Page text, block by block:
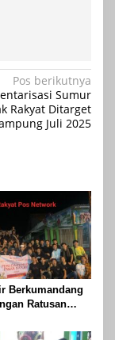
Pos berikutnya
Sumur
Rakyat Ditarget
Juli 2025
Berkumandang
Ratusan
Idul